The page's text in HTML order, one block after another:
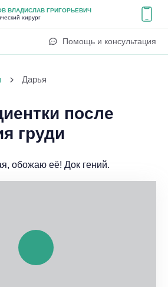
ВЛАДИСЛАВ ГРИГОРЬЕВИЧ
хирург
Помощь и консультация
Дарья
после
груди
обожаю её! Док гений.